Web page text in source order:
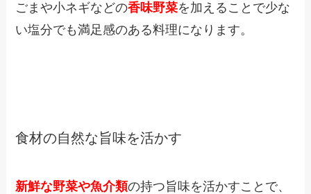
ごまや小ネギなどの香味野菜を加えることで少な
い塩分でも満足感のある料理になります。
食材の自然な旨味を活かす
新鮮な野菜や魚介類の持つ旨味を活かすことで、